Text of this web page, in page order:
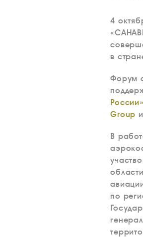
4
в
Форум
России»
Group и
В
области
по